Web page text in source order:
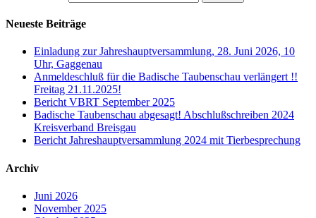
Neueste Beiträge
Einladung zur Jahreshauptversammlung, 28. Juni 2026, 10
Uhr, Gaggenau
Anmeldeschluß für die Badische Taubenschau verlängert !!
Freitag 21.11.2025!
Bericht VBRT September 2025
Badische Taubenschau abgesagt! Abschlußschreiben 2024
Kreisverband Breisgau
Bericht Jahreshauptversammlung 2024 mit Tierbesprechung
Archiv
Juni 2026
November 2025